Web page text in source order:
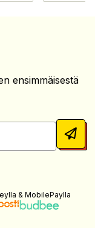
ensimmäisestä
& MobilePaylla